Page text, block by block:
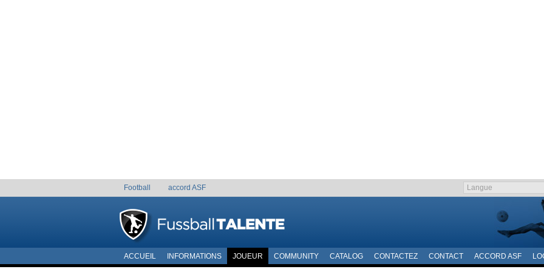
Football accord ASF
ACCUEIL INFORMATIONS JOUEUR COMMUNITY CATALOG CONTACTEZ CONTACT ACCORD ASF